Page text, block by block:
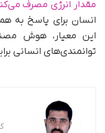
مقدار انرژی مصرف
انسان برای پاسخ به
این معیار، هوش
توانمندی‌های انسانی